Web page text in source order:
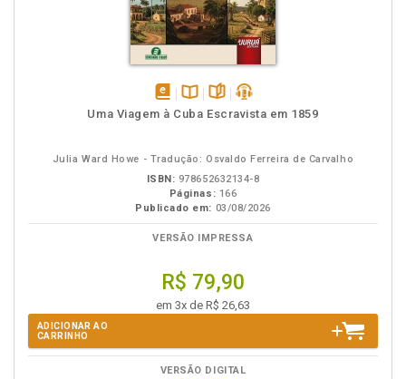
disponívelDisponível
páginaspodcast
Uma Viagem à Cuba Escravista em 1859
Julia Ward Howe - Tradução: Osvaldo Ferreira de Carvalho
ISBN: 978652632134-8
Páginas: 166
Publicado em: 03/08/2026
VERSÃO IMPRESSA
R$ 79,90
em 3x de R$ 26,63
ADICIONAR AO
CARRINHO
VERSÃO DIGITAL